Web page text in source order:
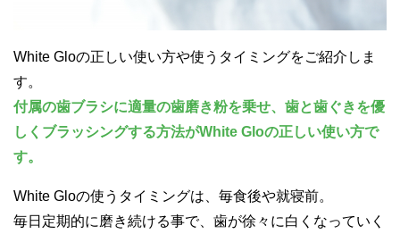
White Gloの正しい使い方や使うタイミングをご紹介しま
す。
付属の歯ブラシに適量の歯磨き粉を乗せ、歯と歯ぐきを優
しくブラッシングする方法がWhite Gloの正しい使い方で
す。
White Gloの使うタイミングは、毎食後や就寝前。
毎日定期的に磨き続ける事で、歯が徐々に白くなっていく